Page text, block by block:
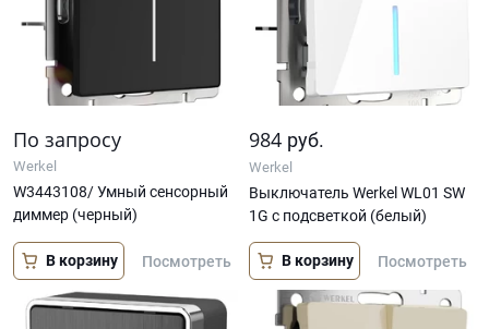
По запросу
Werkel
W3443108/ Умный сенсорный
диммер (черный)
В корзину Посмотреть
984 руб.
Werkel
Выключатель Werkel WL01 SW
1G с подсветкой (белый)
В корзину Посмотреть